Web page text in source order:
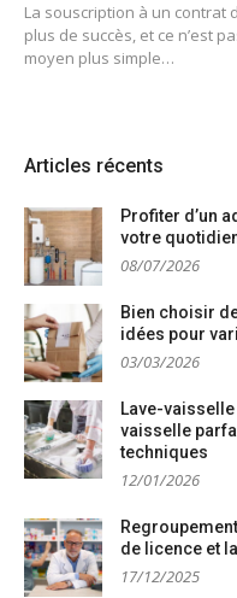
La souscription à un contrat
plus de succès, et ce n’est
moyen plus simple…
Articles récents
Profiter d’un
votre
08/07/2026
Bien choisir
idées pour
03/03/2026
Lave-
vaisselle
techniques
12/01/2026
de licence et
17/12/2025